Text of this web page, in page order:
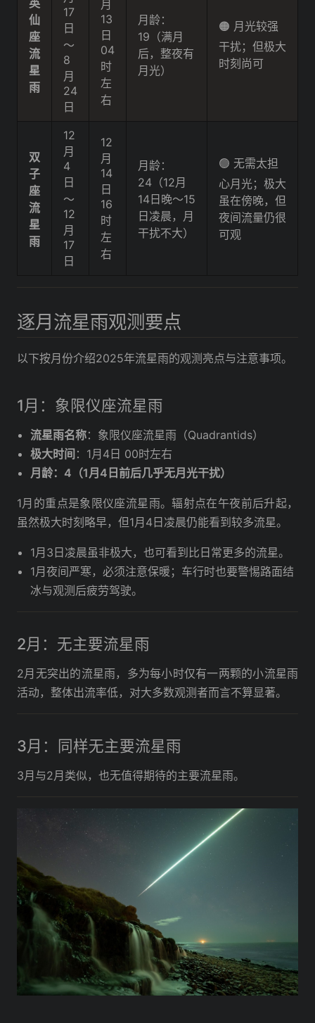
英
仙
座
流
星
雨
17
日
～
8
月
24
日
月
13
日
04
时
左
右
月龄：
19（满月
后，整夜有
月光）
🟠 月光较强
干扰；但极大
时刻尚可
双
子
座
流
星
雨
12
月
4
日
～
12
月
17
日
12
月
14
日
16
时
左
右
月龄：
24（12月
14日晚～15
日凌晨，月
干扰不大）
🟢 无需太担
心月光；极大
虽在傍晚，但
夜间流量仍很
可观
逐月流星雨观测要点
以下按月份介绍2025年流星雨的观测亮点与注意事项。
1月：象限仪座流星雨
流星雨名称：象限仪座流星雨（Quadrantids）
极大时间 ：1月4日 00时左右
月龄：4（1月4日前后几乎无月光干扰）
1月的重点是象限仪座流星雨。辐射点在午夜前后升起，
虽然极大时刻略早，但1月4日凌晨仍能看到较多流星。
1月3日凌晨虽非极大，也可看到比日常更多的流星。
1月夜间严寒，必须注意保暖；车行时也要警惕路面结
冰与观测后疲劳驾驶。
2月：无主要流星雨
2月无突出的流星雨，多为每小时仅有一两颗的小流星雨
活动，整体出流率低，对大多数观测者而言不算显著。
3月：同样无主要流星雨
3月与2月类似，也无值得期待的主要流星雨。